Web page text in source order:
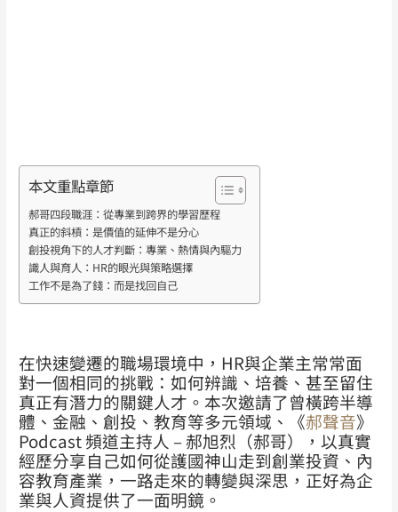
本文重點章節
郝哥四段職涯：從專業到跨界的學習歷程
真正的斜槓：是價值的延伸不是分心
創投視角下的人才判斷：專業、熱情與內驅力
識人與育人：HR的眼光與策略選擇
工作不是為了錢：而是找回自己
在快速變遷的職場環境中，HR與企業主常常面
對一個相同的挑戰：如何辨識、培養、甚至留住
真正有潛力的關鍵人才。本次邀請了曾橫跨半導
體、金融、創投、教育等多元領域、《郝聲音》
Podcast 頻道主持人 – 郝旭烈（郝哥），以真實
經歷分享自己如何從護國神山走到創業投資、內
容教育產業，一路走來的轉變與深思，正好為企
業與人資提供了一面明鏡。